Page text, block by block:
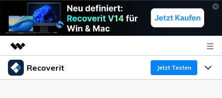
Top-Produkte
Recoverit Jetzt Testen